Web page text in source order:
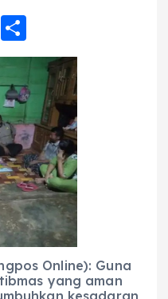
E
h
a
re
Online): Guna
yang aman
kesadaran